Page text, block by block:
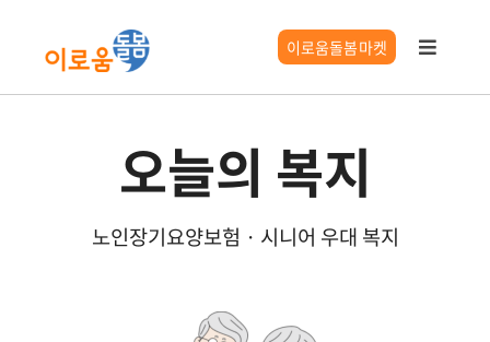
로
이로움돌봄마켓
Toggle
요양시설찾기오늘의 복지
노인장기요양보험 · 시니어 우대 복지